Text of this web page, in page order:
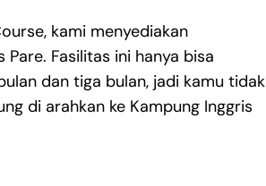
kami menyediakan
Fasilitas ini hanya bisa
dan tiga bulan, jadi kamu tidak
di arahkan ke Kampung Inggris